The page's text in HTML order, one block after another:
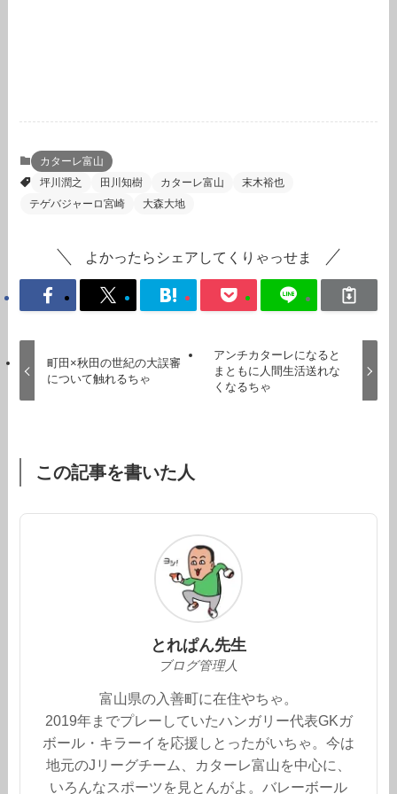
カターレ富山
坪川潤之
田川知樹 カターレ富山
末木裕也
テゲバジャーロ宮崎
大森大地
よかったらシェアしてくりゃっせま
町田×秋田の世紀の大誤審
について触れるちゃ
アンチカターレになると
まともに人間生活送れな
くなるちゃ
この記事を書いた人
とれぱん先生
ブログ管理人
富山県の入善町に在住やちゃ。
2019年までプレーしていたハンガリー代表GKガ
ボール・キラーイを応援しとったがいちゃ。今は
地元のJリーグチーム、カターレ富山を中心に、
いろんなスポーツを見とんがよ。バレーボール